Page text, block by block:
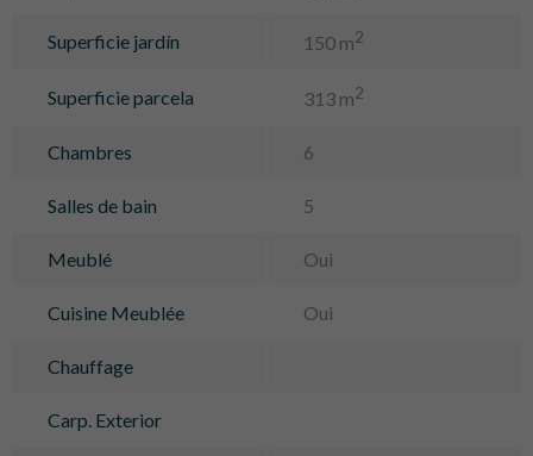
Superficie jardín 150 m2
Superficie parcela 313 m2
Chambres 6
Salles de bain 5
Meublé Oui
Cuisine Meublée Oui
Chauffage
Carp. Exterior